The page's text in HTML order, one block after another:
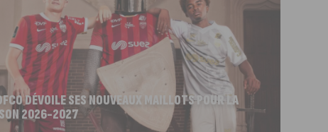
DÉVOILE SES NOUVEAUX MAILLOTS POUR LA
2026-2027